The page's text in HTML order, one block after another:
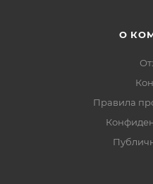
О
Правила